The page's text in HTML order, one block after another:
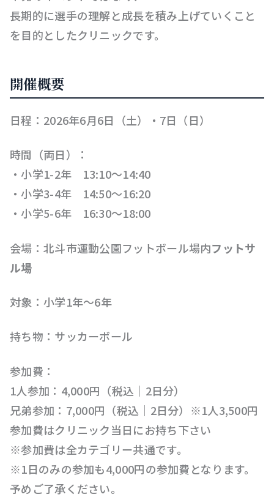
長期的に選手の理解と成長を積み上げていくこと
を目的としたクリニックです。
開催概要
日程：2026年6月6日（土）・7日（日）
時間（両日）：
・小学1-2年 13:10〜14:40
・小学3-4年 14:50〜16:20
・小学5-6年 16:30〜18:00
会場：北斗市運動公園フットボール場内フットサ
ル場
対象：小学1年〜6年
持ち物：サッカーボール
参加費：
1人参加：4,000円（税込｜2日分）
兄弟参加：7,000円（税込｜2日分）※1人3,500円
参加費はクリニック当日にお持ち下さい
※参加費は全カテゴリー共通です。
※1日のみの参加も4,000円の参加費となります。
予めご了承ください。